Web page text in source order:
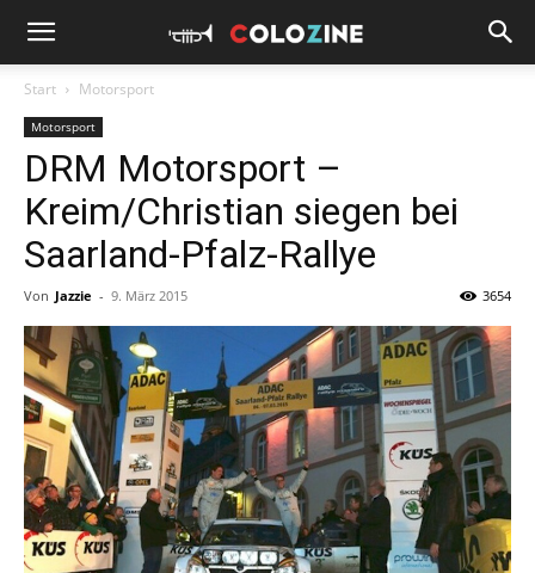
Start Motorsport
Motorsport
DRM Motorsport –
Kreim/Christian siegen bei
Saarland-Pfalz-Rallye
Von Jazzie - 9. März 2015 3654